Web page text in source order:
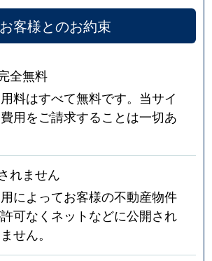
1,800万円 西川口
徒歩4
2,300万円 西川口
徒歩5
1,700万円
2,500万円 西川口
徒歩6
3,300万円
3,000万円 西川口
徒歩5
1,600万円
お客様とのお約束
全無料
料はすべて無料です。当サイ
用をご請求することは一切あ
れません
によってお客様の不動産物件
可なくネットなどに公開され
せん。